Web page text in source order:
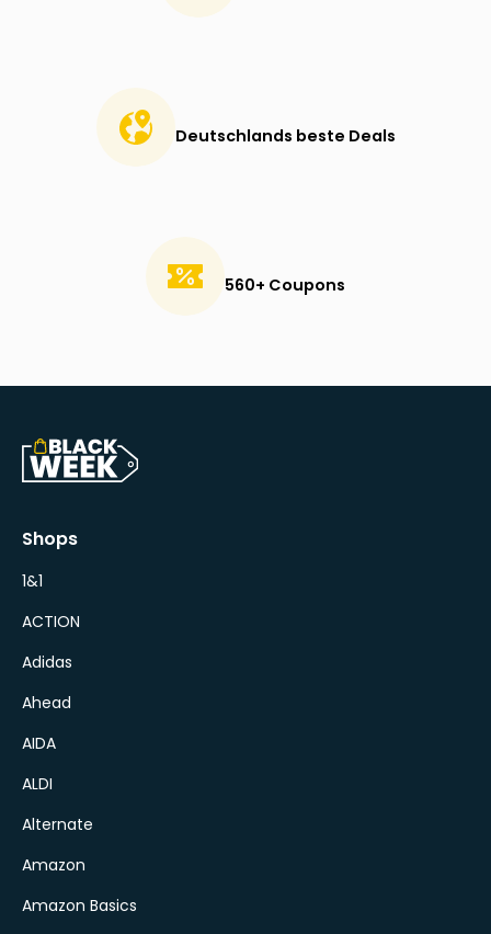
Deutschlands beste Deals
560+ Coupons
Shops
1&1
ACTION
Adidas
Ahead
AIDA
ALDI
Alternate
Amazon
Amazon Basics